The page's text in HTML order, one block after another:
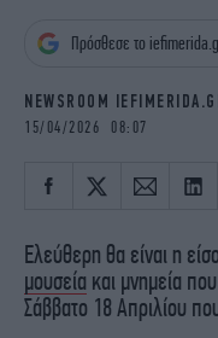
OSCARSΠρόσθεσε το
NEWSROOM
15/04/2026 08:07
Ελεύθερη θα είναι η
μουσεία και μνημεία
Σάββατο 18 Απριλίου